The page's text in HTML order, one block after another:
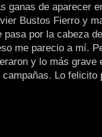
ganas de aparecer
Bustos Fierro y
pasa por la cabeza
me parecio a mí.
y lo más grave
Lo felicito